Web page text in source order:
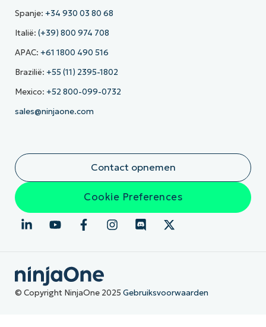
Spanje: +34 930 03 80 68
Italië: (+39) 800 974 708
APAC: +61 1800 490 516
Brazilië: +55 (11) 2395-1802
Mexico: +52 800-099-0732
sales@ninjaone.com
Contact opnemen
Cookie Preferences
© Copyright NinjaOne 2025 Gebruiksvoorwaarden